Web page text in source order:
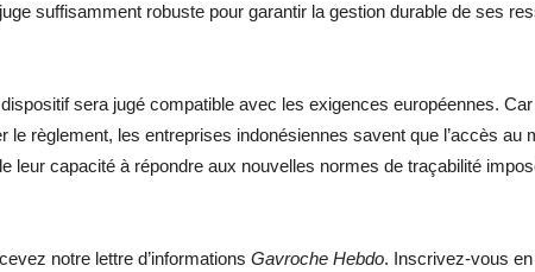
suffisamment robuste pour garantir la gestion durable de ses
sera jugé compatible avec les exigences européennes.
le règlement, les entreprises indonésiennes savent que l’accès au
leur capacité à répondre aux nouvelles normes de traçabilité
notre lettre d’informations Gavroche Hebdo. Inscrivez-vous